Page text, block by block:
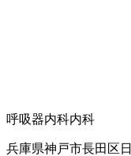
呼吸器内科内科
兵庫県神戸市長田区